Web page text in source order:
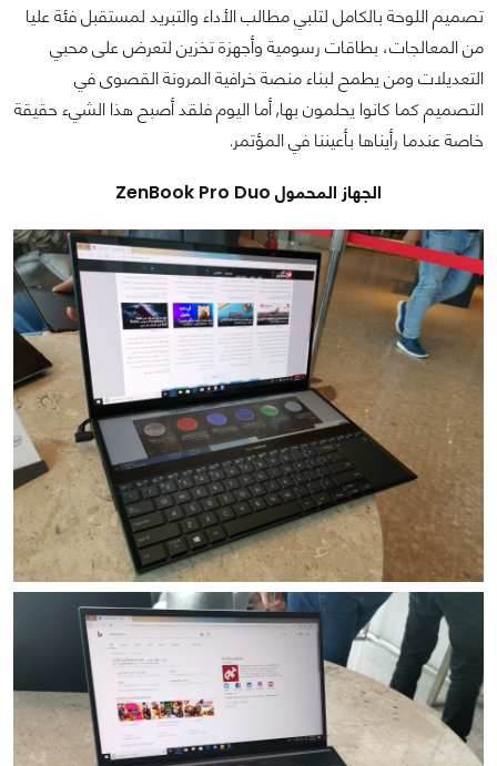
تصميم اللوحة بالكامل لتلبي مطالب الأداء والتبريد لمستقبل فئة عليا
من المعالجات، بطاقات رسومية وأجهزة تخزين لتعرض على محبي
التعديلات ومن يطمح لبناء منصة خرافية المرونة القصوى في
التصميم كما كانوا يحلمون بها, أما اليوم فلقد أصبح هذا الشيء حقيقة
خاصة عندما رأيناها بأعيننا في المؤتمر.
الجهاز المحمول ZenBook Pro Duo